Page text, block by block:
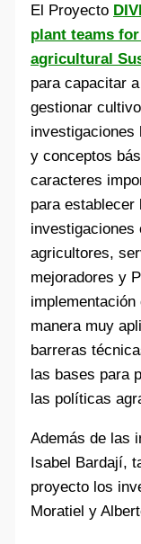
El Proyecto
plant teams
agricultural
para capacitar
gestionar
investigaciones
y conceptos
caracteres
para
agricultores,
mejoradores y
manera muy
barreras
las bases para
las políticas
Además de las
Isabel Bardají,
proyecto los
Moratiel y